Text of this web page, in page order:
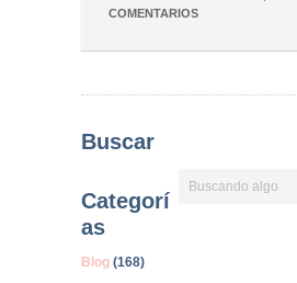
COMENTARIOS
Buscar
Categorí
as
Blog (168)